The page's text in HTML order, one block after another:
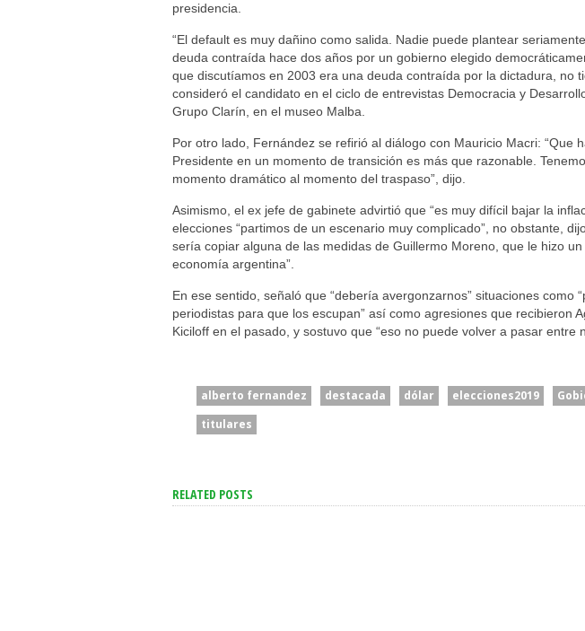
presidencia.
“El default es muy dañino como salida. Nadie puede plantear
deuda contraída hace dos años por un gobierno elegido
que discutíamos en 2003 era una deuda contraída por la dictadura, no
consideró el candidato en el ciclo de entrevistas Democracia y
Grupo Clarín, en el museo Malba.
Por otro lado, Fernández se refirió al diálogo con Mauricio Macri: “Que
Presidente en un momento de transición es más que razonable.
momento dramático al momento del traspaso”, dijo.
Asimismo, el ex jefe de gabinete advirtió que “es muy difícil bajar la
elecciones “partimos de un escenario muy complicado”, no obstante,
sería copiar alguna de las medidas de Guillermo Moreno, que le hizo
economía argentina”.
En ese sentido, señaló que “debería avergonzarnos” situaciones como
periodistas para que los escupan” así como agresiones que recibieron
Kiciloff en el pasado, y sostuvo que “eso no puede volver a pasar entre
alberto fernandez destacada dólar elecciones2019
titulares
RELATED POSTS